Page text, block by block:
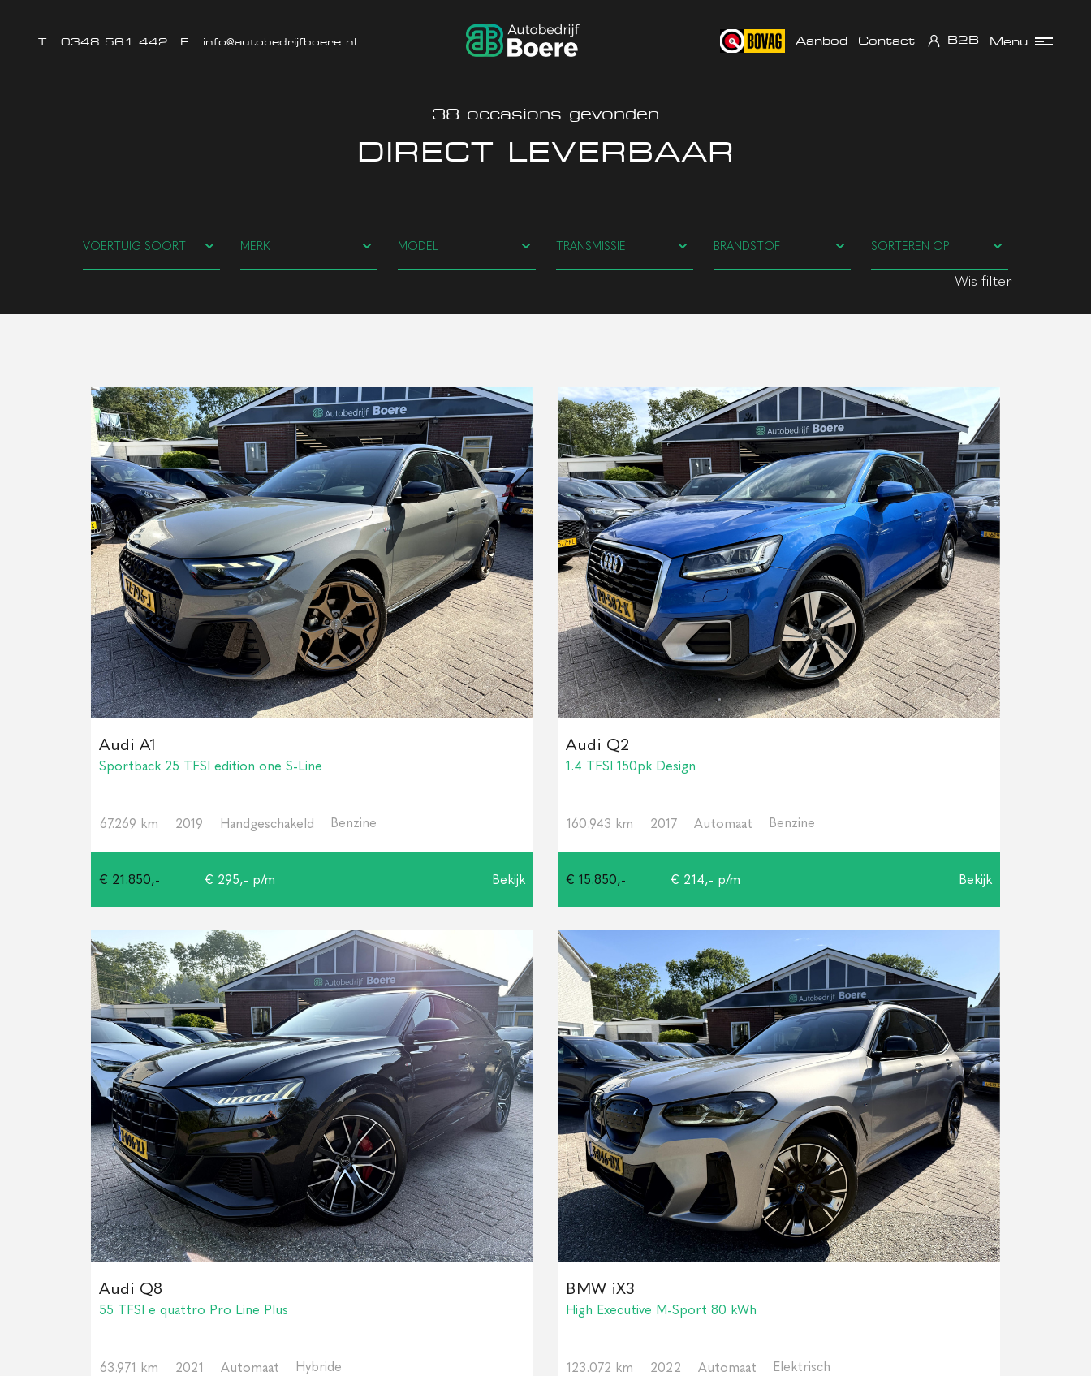
T : 0348 561 442 E.: info@autobedrijfboere.nl Aanbod Contact B2B Menu
38 occasions gevonden
DIRECT LEVERBAAR
Wis filter
Audi A1
Sportback 25 TFSI edition one S-Line
67.269 km 2019 Handgeschakeld Benzine
€ 21.850,- € 295,- p/m Bekijk
Audi Q2
1.4 TFSI 150pk Design
160.943 km 2017 Automaat Benzine
€ 15.850,- € 214,- p/m Bekijk
Audi Q8
55 TFSI e quattro Pro Line Plus
63.971 km 2021 Automaat Hybride
BMW iX3
High Executive M-Sport 80 kWh
123.072 km 2022 Automaat Elektrisch